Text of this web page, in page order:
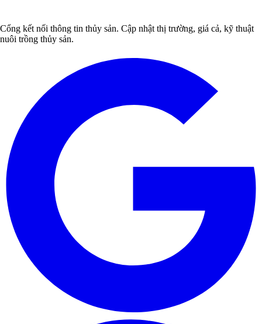
Cổng kết nối thông tin thủy sản. Cập nhật thị trường, giá cả, kỹ thuật
nuôi trồng thủy sản.